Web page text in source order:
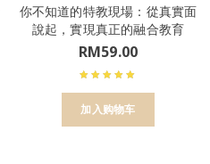
你不知道的特教現場：從真實面
說起，實現真正的融合教育
RM59.00
加入购物车